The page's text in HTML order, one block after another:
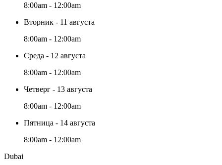
8:00am - 12:00am
Вторник - 11 августа
8:00am - 12:00am
Среда - 12 августа
8:00am - 12:00am
Четверг - 13 августа
8:00am - 12:00am
Пятница - 14 августа
8:00am - 12:00am
Dubai